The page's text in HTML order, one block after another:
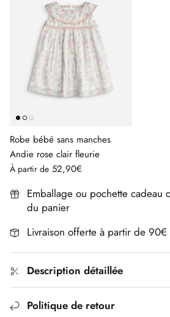
Robe bébé sans manches
Andie rose clair fleurie
À partir de 52,90€
Emballage ou pochette cadeau
du panier
Livraison offerte à partir de 90€
Description détaillée
Politique de retour